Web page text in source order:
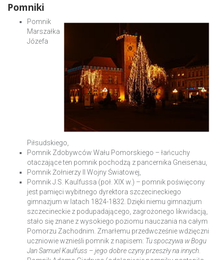
Pomniki
Pomnik
Marszałka
Józefa
Piłsudskiego,
Pomnik Zdobywców Wału Pomorskiego – łańcuchy
otaczające ten pomnik pochodzą z pancernika Gneisenau,
Pomnik Żołnierzy II Wojny Światowej,
Pomnik J.S. Kaulfussa (poł. XIX w.) – pomnik poświęcony
jest pamięci wybitnego dyrektora szczecineckiego
gimnazjum w latach 1824-1832. Dzięki niemu gimnazjum
szczecineckie z podupadającego, zagrożonego likwidacją,
stało się znane z wysokiego poziomu nauczania na całym
Pomorzu Zachodnim. Zmarłemu przedwcześnie wdzięczni
uczniowie wznieśli pomnik z napisem: Tu spoczywa w Bogu
Jan Samuel Kaulfuss – jego dobre czyny przeszły na innych